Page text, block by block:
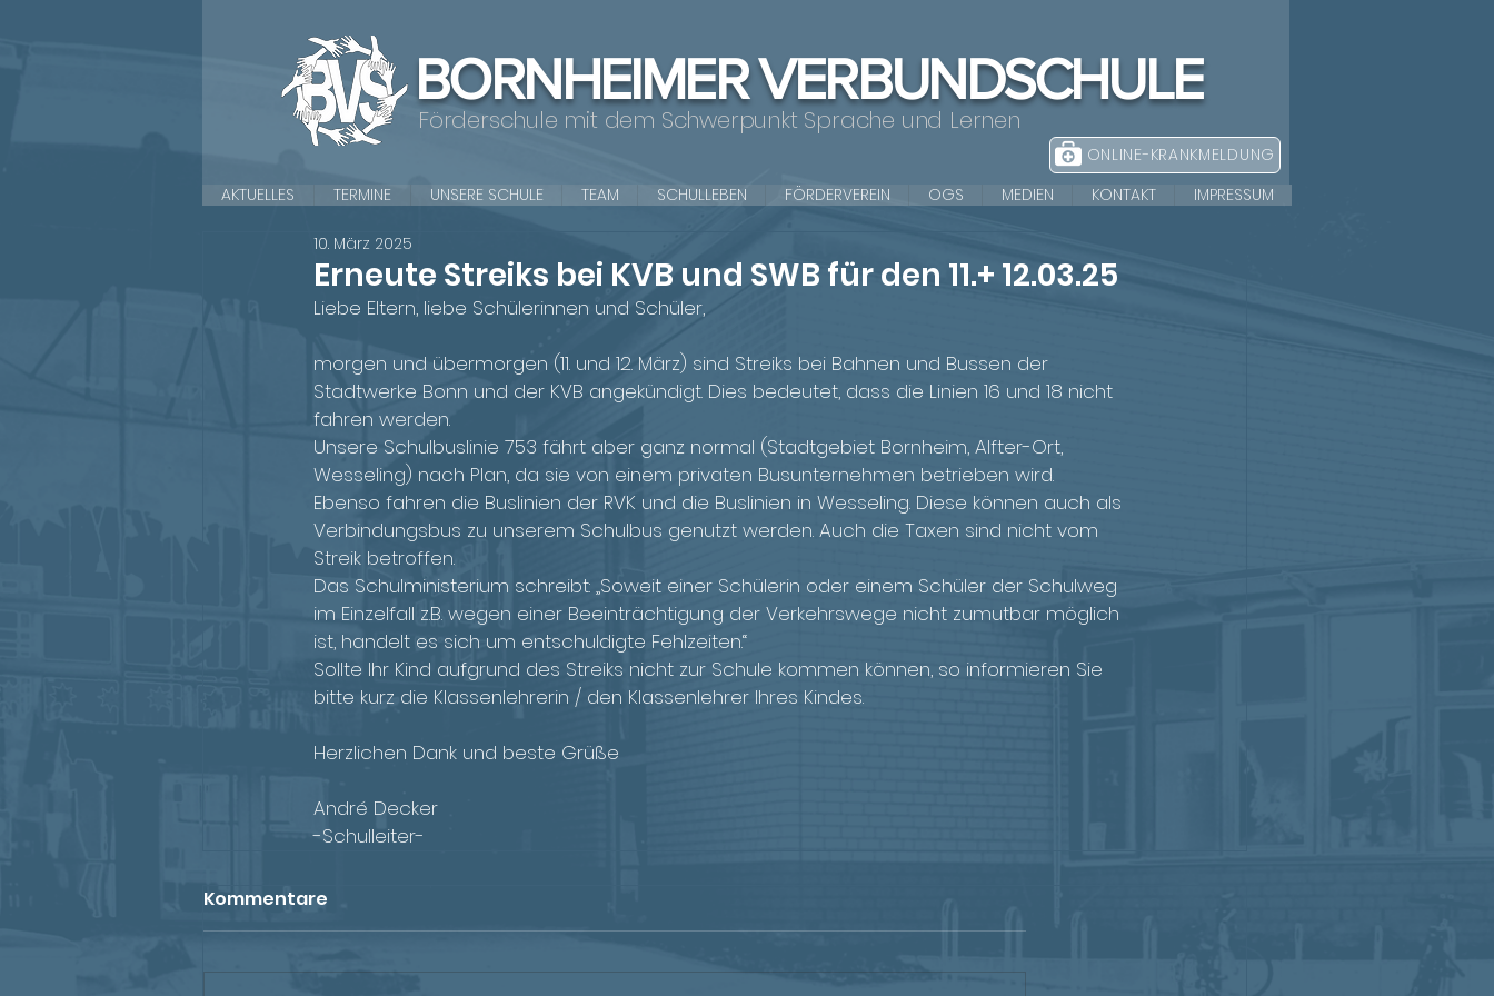
BORNHEIMER VERBUNDSCHULE
Förderschule mit dem Schwerpunkt Sprache und Lernen
ONLINE-KRANKMELDUNG
AKTUELLES
TERMINE UNSERE SCHULE TEAM SCHULLEBEN FÖRDERVEREIN OGS MEDIEN KONTAKT IMPRESSUM
Erneute Streiks bei KVB und SWB für den 11.+ 12.03.25
10. März 2025
Liebe Eltern, liebe Schülerinnen und Schüler,
morgen und übermorgen (11. und 12. März) sind Streiks bei Bahnen und Bussen der
Stadtwerke Bonn und der KVB angekündigt. Dies bedeutet, dass die Linien 16 und 18 nicht
fahren werden.
Unsere Schulbuslinie 753 fährt aber ganz normal (Stadtgebiet Bornheim, Alfter-Ort,
Wesseling) nach Plan, da sie von einem privaten Busunternehmen betrieben wird.
Ebenso fahren die Buslinien der RVK und die Buslinien in Wesseling. Diese können auch als
Verbindungsbus zu unserem Schulbus genutzt werden. Auch die Taxen sind nicht vom
Streik betroffen.
Das Schulministerium schreibt: „Soweit einer Schülerin oder einem Schüler der Schulweg
im Einzelfall z.B. wegen einer Beeinträchtigung der Verkehrswege nicht zumutbar möglich
ist, handelt es sich um entschuldigte Fehlzeiten.“
Sollte Ihr Kind aufgrund des Streiks nicht zur Schule kommen können, so informieren Sie
bitte kurz die Klassenlehrerin / den Klassenlehrer Ihres Kindes.
Herzlichen Dank und beste Grüße
André Decker
-Schulleiter-
Kommentare